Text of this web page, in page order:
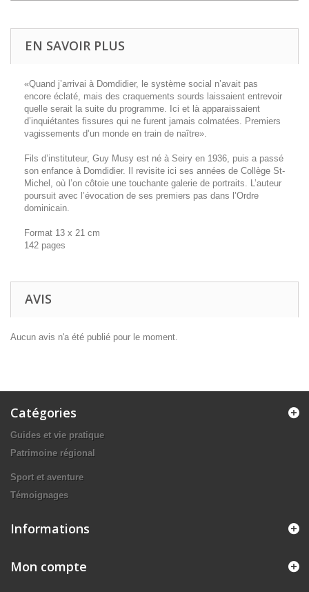
EN SAVOIR PLUS
«Quand j’arrivai à Domdidier, le système social n’avait pas
encore éclaté, mais des craquements sourds laissaient entrevoir
quelle serait la suite du programme. Ici et là apparaissaient
d’inquiétantes fissures qui ne furent jamais colmatées. Premiers
vagissements d’un monde en train de naître».
Fils d’instituteur, Guy Musy est né à Seiry en 1936, puis a passé
son enfance à Domdidier. Il revisite ici ses années de Collège St-
Michel, où l’on côtoie une touchante galerie de portraits. L’auteur
poursuit avec l’évocation de ses premiers pas dans l’Ordre
dominicain.
Format 13 x 21 cm
142 pages
AVIS
Aucun avis n'a été publié pour le moment.
Catégories
Guides et vie pratique
Patrimoine régional
Sport et aventure
Témoignages
Informations
Mon compte